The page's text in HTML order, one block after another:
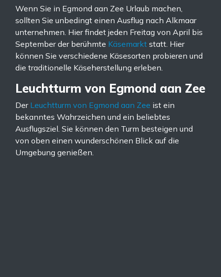
Wenn Sie in Egmond aan Zee Urlaub machen,
sollten Sie unbedingt einen Ausflug nach Alkmaar
unternehmen. Hier findet jeden Freitag von April bis
September der berühmte Käsemarkt statt. Hier
können Sie verschiedene Käsesorten probieren und
die traditionelle Käseherstellung erleben.
Leuchtturm von Egmond aan Zee
Der Leuchtturm von Egmond aan Zee ist ein
bekanntes Wahrzeichen und ein beliebtes
Ausflugsziel. Sie können den Turm besteigen und
von oben einen wunderschönen Blick auf die
Umgebung genießen.